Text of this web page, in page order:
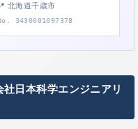
📍 北海道千歳市
3430001097378
日本科学エンジニアリ